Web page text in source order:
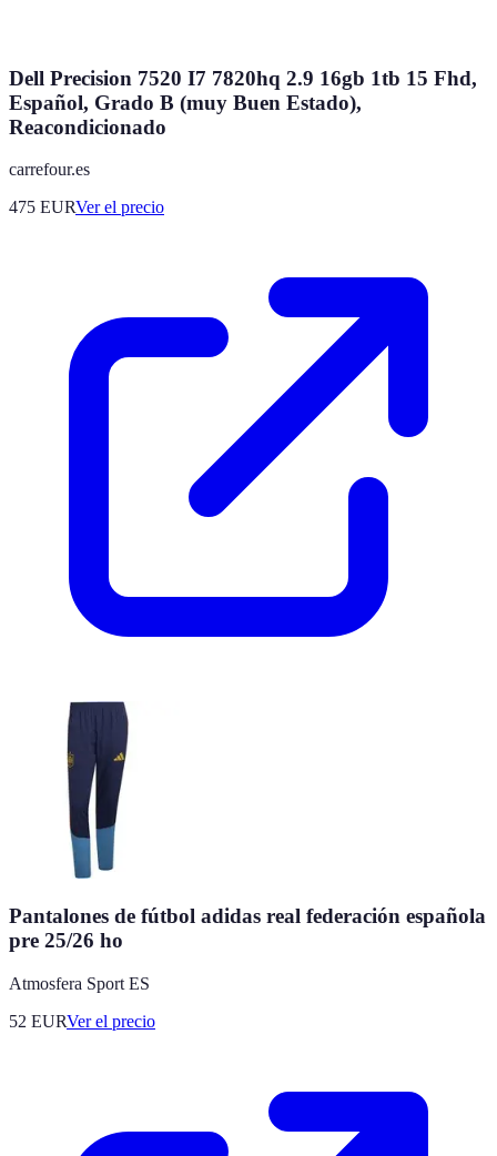
Dell Precision 7520 I7 7820hq 2.9 16gb 1tb 15 Fhd,
Español, Grado B (muy Buen Estado),
Reacondicionado
carrefour.es
475 EURVer el precio
Pantalones de fútbol adidas real federación española
pre 25/26 ho
Atmosfera Sport ES
52 EURVer el precio